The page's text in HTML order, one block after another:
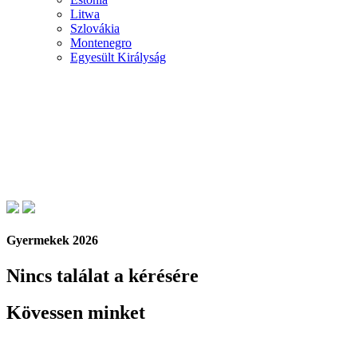
Litwa
Szlovákia
Montenegro
Egyesült Királyság
Gyermekek 2026
Nincs találat a kérésére
Kövessen minket